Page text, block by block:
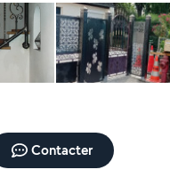
Contacter